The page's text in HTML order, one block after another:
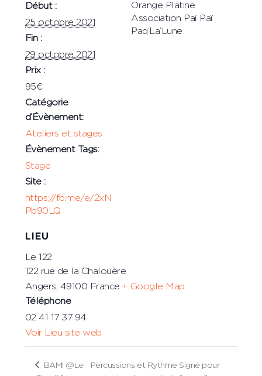
Début :
25 octobre 2021
Fin :
29 octobre 2021
Prix :
95€
Catégorie
d’Évènement:
Ateliers et stages
Évènement Tags:
Stage
Site :
https://fb.me/e/2xN
Pb90LQ
LIEU
Le 122
122 rue de la Chalouère
Angers, 49100 France + Google Map
Téléphone
02 41 17 37 94
Voir Lieu site web
Orange Platine
Association Paï Paï
Paq’La’Lune
BAM! @Le
Percussions et Rythme Signé pour